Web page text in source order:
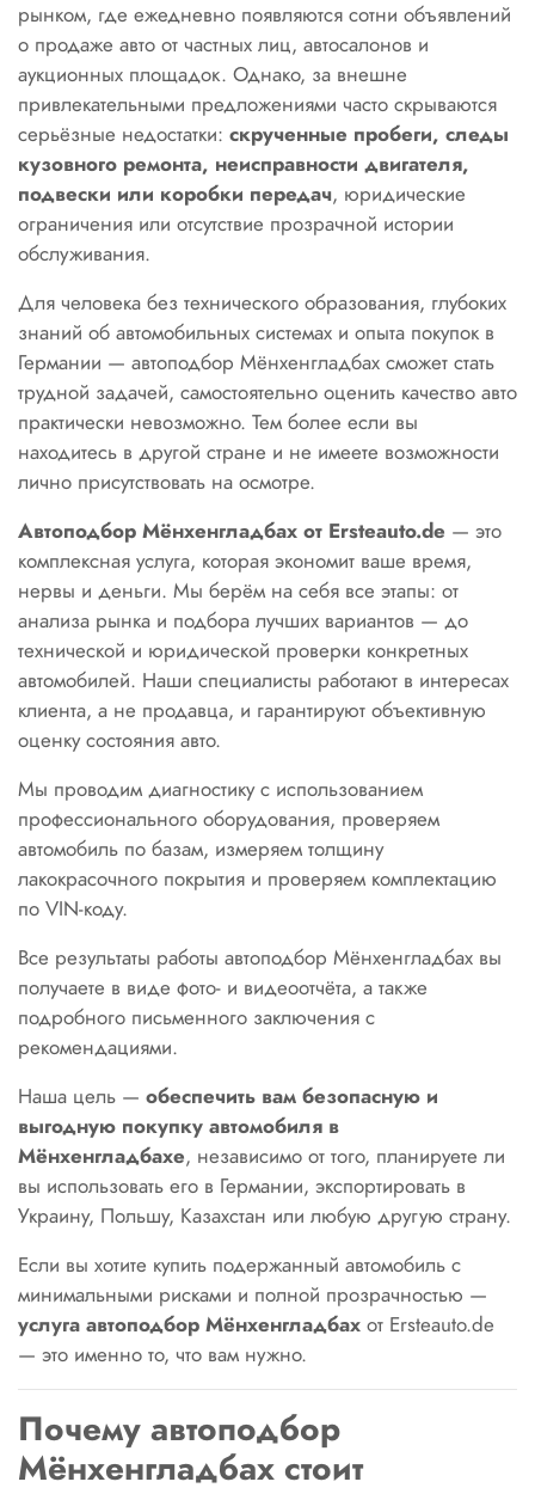
рынком, где ежедневно появляются сотни объявлений
о продаже авто от частных лиц, автосалонов и
аукционных площадок. Однако, за внешне
привлекательными предложениями часто скрываются
серьёзные недостатки: скрученные пробеги, следы
кузовного ремонта, неисправности двигателя,
подвески или коробки передач, юридические
ограничения или отсутствие прозрачной истории
обслуживания.
Для человека без технического образования, глубоких
знаний об автомобильных системах и опыта покупок в
Германии — автоподбор Мёнхенгладбах сможет стать
трудной задачей, самостоятельно оценить качество авто
практически невозможно. Тем более если вы
находитесь в другой стране и не имеете возможности
лично присутствовать на осмотре.
Автоподбор Мёнхенгладбах от Ersteauto.de — это
комплексная услуга, которая экономит ваше время,
нервы и деньги. Мы берём на себя все этапы: от
анализа рынка и подбора лучших вариантов — до
технической и юридической проверки конкретных
автомобилей. Наши специалисты работают в интересах
клиента, а не продавца, и гарантируют объективную
оценку состояния авто.
Мы проводим диагностику с использованием
профессионального оборудования, проверяем
автомобиль по базам, измеряем толщину
лакокрасочного покрытия и проверяем комплектацию
по VIN-коду.
Все результаты работы автоподбор Мёнхенгладбах вы
получаете в виде фото- и видеоотчёта, а также
подробного письменного заключения с
рекомендациями.
Наша цель — обеспечить вам безопасную и
выгодную покупку автомобиля в
Мёнхенгладбахе, независимо от того, планируете ли
вы использовать его в Германии, экспортировать в
Украину, Польшу, Казахстан или любую другую страну.
Если вы хотите купить подержанный автомобиль с
минимальными рисками и полной прозрачностью —
услуга автоподбор Мёнхенгладбах от Ersteauto.de
— это именно то, что вам нужно.
Почему автоподбор
Мёнхенгладбах стоит